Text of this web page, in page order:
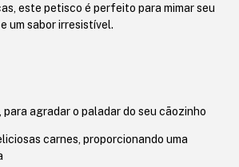
este petisco é perfeito para mimar seu
um sabor irresistível.
agradar o paladar do seu cãozinho
carnes, proporcionando uma